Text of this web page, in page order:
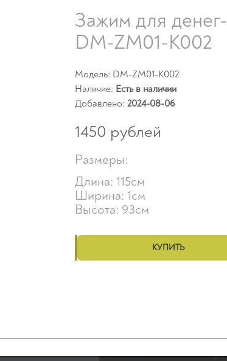
Зажим для денег-
DM-ZM01-K002
Модель: DM-ZM01-K002
Наличие: Есть в наличии
Добавлено: 2024-08-06
1450 рублей
Размеры:
Длина: 115см
Ширина: 1см
Высота: 93см
КУПИТЬ